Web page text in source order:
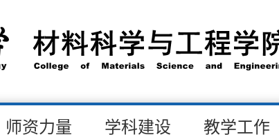
师资力量 学科建设 教学工作